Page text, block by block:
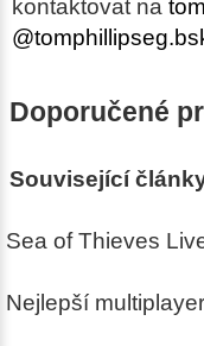
kontaktovat na
Doporučené
Související
Sea of Thieves
Nejlepší